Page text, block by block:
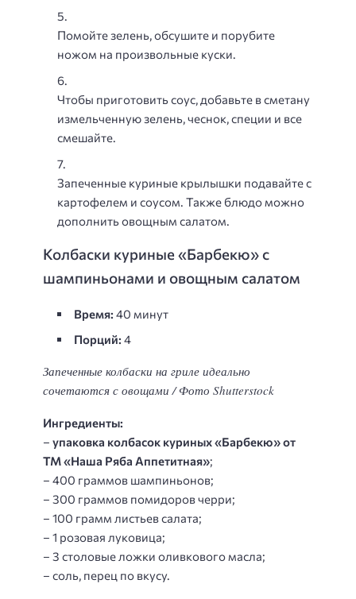
Помойте зелень, обсушите и порубите
ножом на произвольные куски.
Чтобы приготовить соус, добавьте в сметану
измельченную зелень, чеснок, специи и все
смешайте.
Запеченные куриные крылышки подавайте с
картофелем и соусом. Также блюдо можно
дополнить овощным салатом.
Колбаски куриные «Барбекю» с
шампиньонами и овощным салатом
Время: 40 минут
Порций: 4
Запеченные колбаски на гриле идеально
сочетаются с овощами / Фото Shutterstock
Ингредиенты:
– упаковка колбасок куриных «Барбекю» от
ТМ «Наша Ряба Аппетитная»;
– 400 граммов шампиньонов;
– 300 граммов помидоров черри;
– 100 грамм листьев салата;
– 1 розовая луковица;
– 3 столовые ложки оливкового масла;
– соль, перец по вкусу.